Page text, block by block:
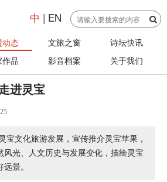
中 | EN
动态 文旅之窗
诗坛快讯
品 影音档案 关于我们
进灵宝
宝文化旅游发展，宣传推介灵宝苹果，
风光、人文历史与发展变化，描绘灵宝
景。